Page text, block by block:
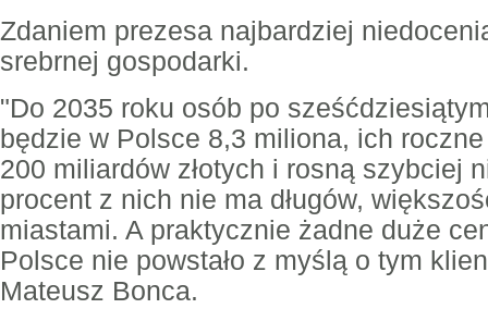
Zdaniem prezesa najbardziej
srebrnej gospodarki.
"Do 2035 roku osób po
będzie w Polsce 8,3 miliona, ich
200 miliardów złotych i rosną szybciej
procent z nich nie ma długów,
miastami. A praktycznie żadne duże
Polsce nie powstało z myślą o tym
Mateusz Bonca.